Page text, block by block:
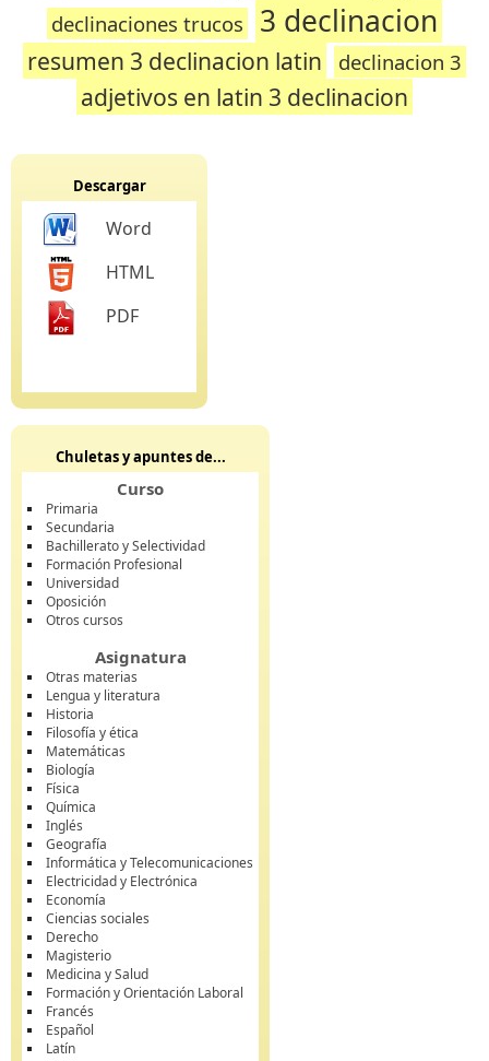
declinaciones trucos 3 declinacion
resumen 3 declinacion latin declinacion 3
adjetivos en latin 3 declinacion
Descargar
Word
HTML
PDF
Chuletas y apuntes de...
Curso
Primaria
Secundaria
Bachillerato y Selectividad
Formación Profesional
Universidad
Oposición
Otros cursos
Asignatura
Otras materias
Lengua y literatura
Historia
Filosofía y ética
Matemáticas
Biología
Física
Química
Inglés
Geografía
Informática y Telecomunicaciones
Electricidad y Electrónica
Economía
Ciencias sociales
Derecho
Magisterio
Medicina y Salud
Formación y Orientación Laboral
Francés
Español
Latín